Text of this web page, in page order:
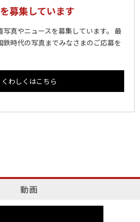
募集しています
真やニュースを募集しています。 最
鉄時代の写真までみなさまのご応募を
くわしくはこちら
動画